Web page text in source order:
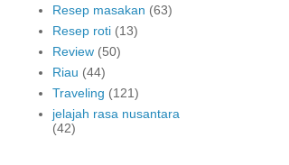
Resep masakan (63)
Resep roti (13)
Review (50)
Riau (44)
Traveling (121)
jelajah rasa nusantara
(42)